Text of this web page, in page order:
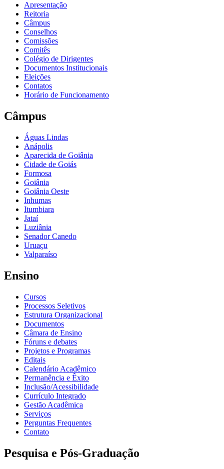
Apresentação
Reitoria
Câmpus
Conselhos
Comissões
Comitês
Colégio de Dirigentes
Documentos Institucionais
Eleições
Contatos
Horário de Funcionamento
Câmpus
Águas Lindas
Anápolis
Aparecida de Goiânia
Cidade de Goiás
Formosa
Goiânia
Goiânia Oeste
Inhumas
Itumbiara
Jataí
Luziânia
Senador Canedo
Uruaçu
Valparaíso
Ensino
Cursos
Processos Seletivos
Estrutura Organizacional
Documentos
Câmara de Ensino
Fóruns e debates
Projetos e Programas
Editais
Calendário Acadêmico
Permanência e Êxito
Inclusão/Acessibilidade
Currículo Integrado
Gestão Acadêmica
Serviços
Perguntas Frequentes
Contato
Pesquisa e Pós-Graduação